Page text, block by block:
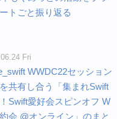
トごと振り返る
Fri
WWDC22セッション
共有し合う「集まれSwift
Swift愛好会スピンオフ W
会 @オンライン」のまと